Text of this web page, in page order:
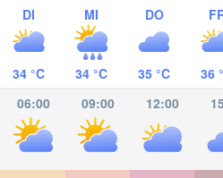
DI
34 °C
MI
34 °C
DO
35 °C 36
06:00 09:00 12:00